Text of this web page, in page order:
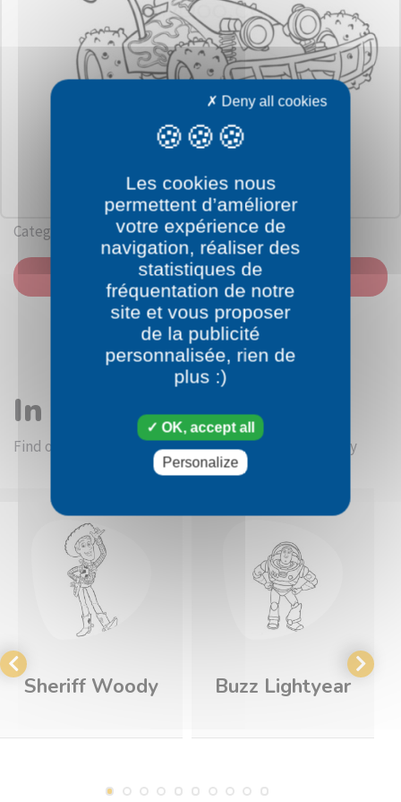
Category: Toy Story
PRINT
In the same category
Find other coloring pictures in the Toy Story category
Sheriff Woody Buzz Lightyear
Les cookies nous
permettent d’améliorer
votre expérience de
navigation, réaliser des
statistiques de
fréquentation de notre
site et vous proposer
de la publicité
personnalisée, rien de
plus :)
OK, accept all
Deny all cookies
Personalize